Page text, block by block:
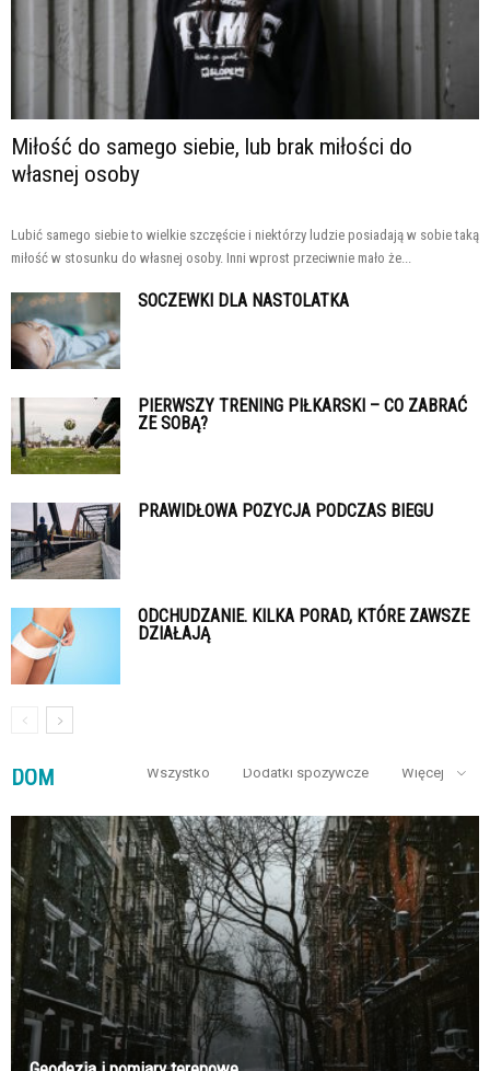
Miłość do samego siebie, lub brak miłości do
własnej osoby
Lubić samego siebie to wielkie szczęście i niektórzy ludzie posiadają w sobie taką
miłość w stosunku do własnej osoby. Inni wprost przeciwnie mało że...
SOCZEWKI DLA NASTOLATKA
PIERWSZY TRENING PIŁKARSKI – CO ZABRAĆ
ZE SOBĄ?
PRAWIDŁOWA POZYCJA PODCZAS BIEGU
ODCHUDZANIE. KILKA PORAD, KTÓRE ZAWSZE
DZIAŁAJĄ
DOM Wszystko Dodatki spożywcze Więcej